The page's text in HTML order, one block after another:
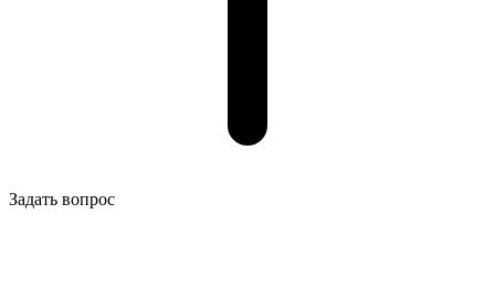
Задать вопрос